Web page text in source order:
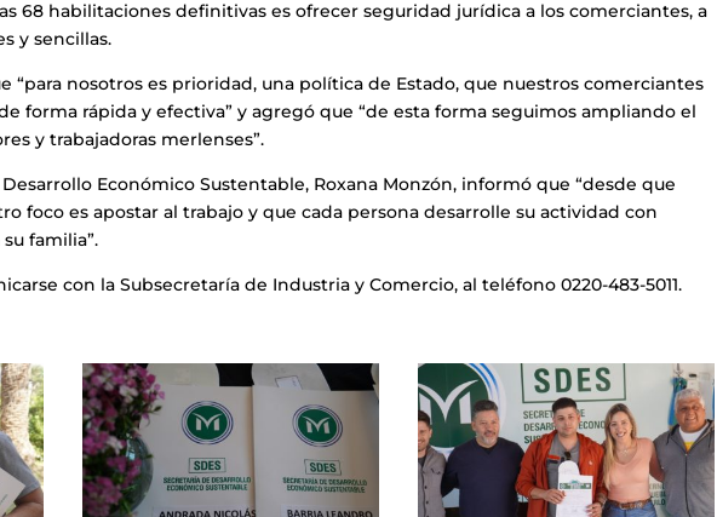
68 habilitaciones definitivas es ofrecer seguridad jurídica a los comerciantes, a
y sencillas.
“para nosotros es prioridad, una política de Estado, que nuestros comerciantes
forma rápida y efectiva” y agregó que “de esta forma seguimos ampliando el
y trabajadoras merlenses”.
Económico Sustentable, Roxana Monzón, informó que “desde que
foco es apostar al trabajo y que cada persona desarrolle su actividad con
familia”.
con la Subsecretaría de Industria y Comercio, al teléfono 0220-483-5011.